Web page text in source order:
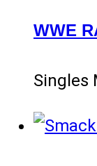
WWE
Singles